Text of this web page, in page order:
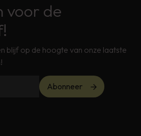
voor de
blijf op de hoogte van onze laatste
Abonneer